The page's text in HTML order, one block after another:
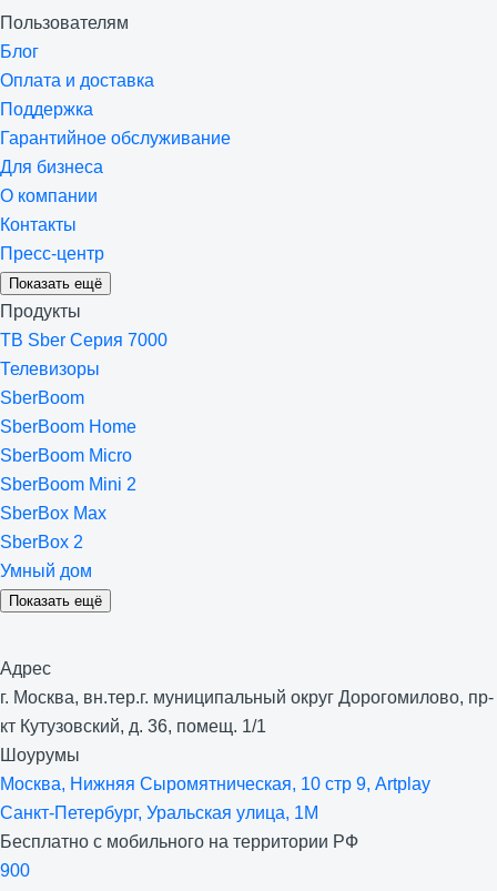
Пользователям
Блог
Оплата и доставка
Поддержка
Гарантийное обслуживание
Для бизнеса
О компании
Контакты
Пресс-центр
Показать ещё
Продукты
ТВ Sber Серия 7000
Телевизоры
SberBoom
SberBoom Home
SberBoom Micro
SberBoom Mini 2
SberBox Max
SberBox 2
Умный дом
Показать ещё
Адрес
г. Москва, вн.тер.г. муниципальный округ Дорогомилово, пр-
кт Кутузовский, д. 36, помещ. 1/1
Шоурумы
Москва, Нижняя Сыро­мятническая, 10 стр 9, Artplay
Санкт-Петербург, Уральская улица, 1М
Бесплатно с мобильного на территории РФ
900